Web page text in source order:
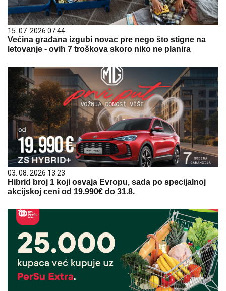
15. 07. 2026 07:44
Većina građana izgubi novac pre nego što stigne na
letovanje - ovih 7 troškova skoro niko ne planira
03. 08. 2026 13:23
Hibrid broj 1 koji osvaja Evropu, sada po specijalnoj
akcijskoj ceni od 19.990€ do 31.8.